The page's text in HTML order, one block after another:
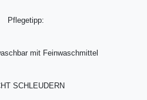
Pflegetipp:
mit Feinwaschmittel
SCHLEUDERN